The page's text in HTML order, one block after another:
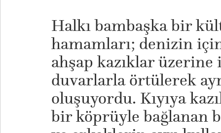
​Halkı bambaşka bir
hamamları; denizin
ahşap kazıklar
duvarlarla örtülerek
oluşuyordu. Kıyıya
bir köprüyle bağlanan